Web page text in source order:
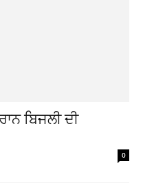
ਬਿਜਲੀ ਦੀ
0